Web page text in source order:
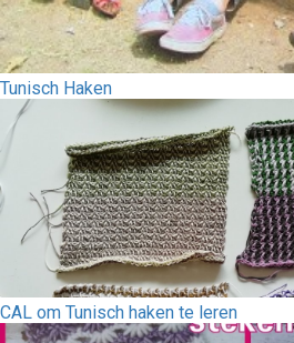
Tunisch Haken
CAL om Tunisch haken te leren